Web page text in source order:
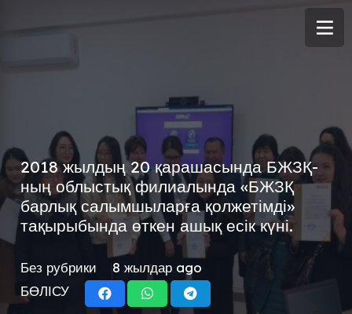
2018 жылдың 20 қарашасында БЖЗҚ-
ның облыстық филиалында «БЖЗҚ
барлық салымшыларға қолжетімді»
тақырыбында өткен ашық есік күні.
Без рубрики
8 жылдар ago
БӨЛІСУ